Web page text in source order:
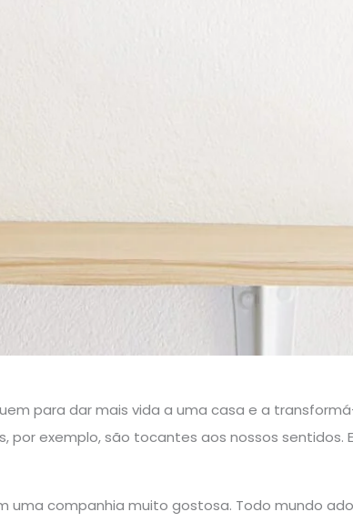
para dar mais vida a uma casa e a
por exemplo, são tocantes aos nossos
companhia muito gostosa. Todo mundo